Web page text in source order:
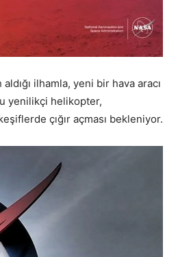
ilhamla, yeni bir hava aracı
yenilikçi helikopter,
çığır açması bekleniyor.